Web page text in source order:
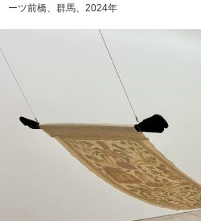
ーツ前橋、群馬、2024年